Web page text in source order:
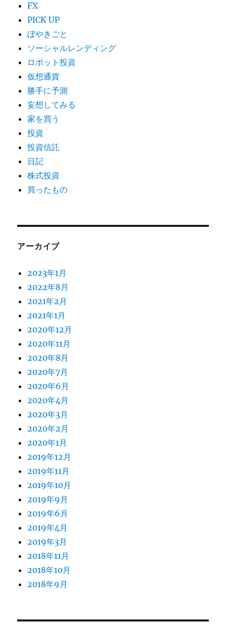
FX
PICK UP
ぼやきごと
ソーシャルレンディング
ロボット投資
仮想通貨
勝手に予測
妄想してみる
家を買う
投資
投資信託
日記
株式投資
買ったもの
アーカイブ
2023年1月
2022年8月
2021年2月
2021年1月
2020年12月
2020年11月
2020年8月
2020年7月
2020年6月
2020年4月
2020年3月
2020年2月
2020年1月
2019年12月
2019年11月
2019年10月
2019年9月
2019年6月
2019年4月
2019年3月
2018年11月
2018年10月
2018年9月